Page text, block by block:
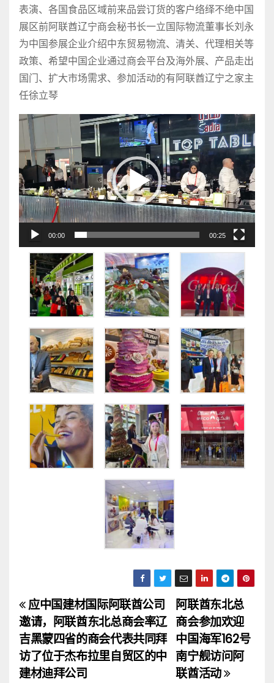
表演、各国食品区域前来品尝订货的客户络绎不绝中国
展区前阿联酋辽宁商会秘书长一立国际物流董事长刘永
为中国参展企业介绍中东贸易物流、清关、代理相关等
政策、希望中国企业通过商会平台及海外展、产品走出
国门、扩大市场需求、参加活动的有阿联酋辽宁之家主
任徐立琴
视
播
放
器
00:00 00:25
文
章
导
阿联酋东北总
商会参加欢迎
中国海军162号
南宁舰访问阿
联酋活动
应中国建材国际阿联酋公司
邀请，阿联酋东北总商会率辽
吉黑蒙四省的商会代表共同拜
访了位于杰布拉里自贸区的中
建材迪拜公司